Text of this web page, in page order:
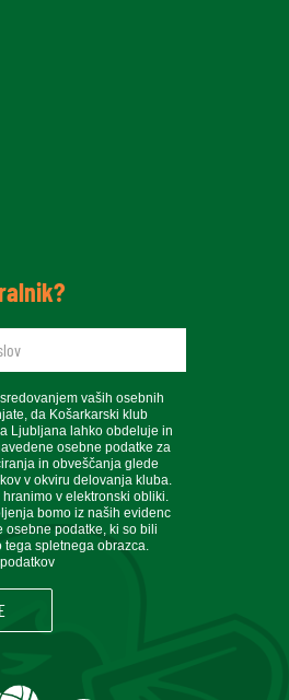
vaših osebnih
da Košarkarski klub
Ljubljana lahko obdeluje in
osebne podatke za
in obveščanja glede
v okviru delovanja kluba.
v elektronski obliki.
bomo iz naših evidenc
osebne podatke, ki so bili
spletnega obrazca.